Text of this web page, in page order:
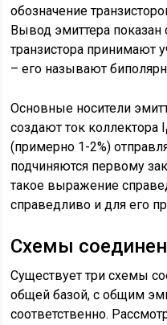
обозначение
Вывод эмиттера показан
транзистора принимают
– его называют
Основные носители
создают ток коллектора I
(примерно 1-2%)
подчиняются первому
такое выражение
справедливо и для его
Схемы
Существует три схемы
общей базой, с общим
соответственно.